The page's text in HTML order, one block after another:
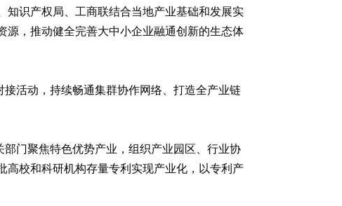
知识产权局、工商联结合当地产业基础和发展实
源，推动健全完善大中小企业融通创新的生态体
活动，持续畅通集群协作网络、打造全产业链
门聚焦特色优势产业，组织产业园区、行业协
高校和科研机构存量专利实现产业化，以专利产